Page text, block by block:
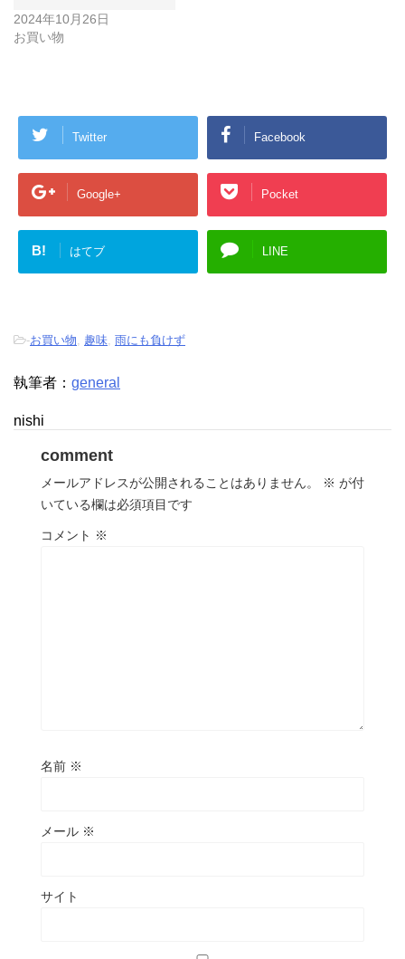
2024年10月26日
お買い物
Twitter Facebook
Google+ Pocket
B! はてブ LINE
-お買い物 趣味 雨にも負けず
執筆者： general
nishi
comment
メールアドレスが公開されることはありません。 ※ が付
いている欄は必須項目です
コメント ※
名前 ※
メール ※
サイト